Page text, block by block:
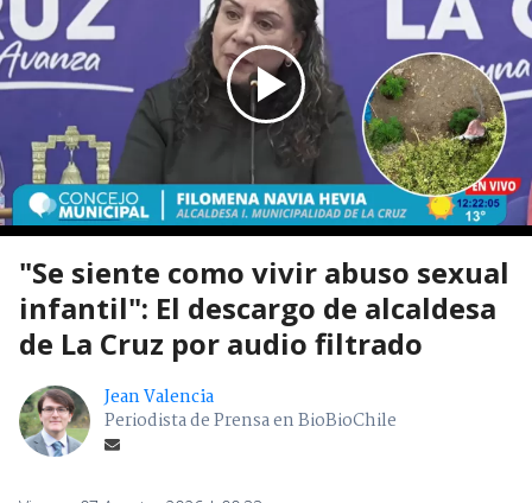
"Se siente como vivir abuso sexual
infantil": El descargo de alcaldesa
de La Cruz por audio filtrado
Jean Valencia
Periodista de Prensa en BioBioChile